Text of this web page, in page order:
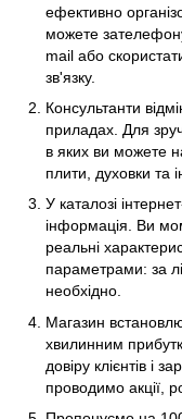
ефективно
можете
mail або
зв'язку.
Консультанти
приладах. Для
в яких ви можете
плити, духовки та
У каталозі
інформація. Ви
реальні
параметрами: за
необхідно.
Магазин
хвилинним
довіру клієнтів і
проводимо акції,